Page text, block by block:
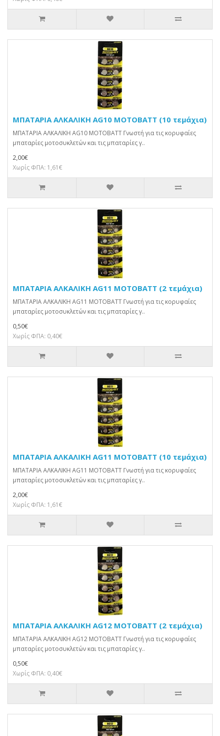
ΜΠΑΤΑΡΙΑ ΑΛΚΑΛΙΚΗ AG10 MOTOBATT (10 τεμάχια)
ΜΠΑΤΑΡΙΑ ΑΛΚΑΛΙΚΗ AG10 MOTOBATT Γνωστή για τις κορυφαίες
μπαταρίες μοτοσυκλετών και τις μπαταρίες γ..
2,00€
Χωρίς ΦΠΑ: 1,61€
ΜΠΑΤΑΡΙΑ ΑΛΚΑΛΙΚΗ AG11 MOTOBATT (2 τεμάχια)
ΜΠΑΤΑΡΙΑ ΑΛΚΑΛΙΚΗ AG11 MOTOBATT Γνωστή για τις κορυφαίες
μπαταρίες μοτοσυκλετών και τις μπαταρίες γ..
0,50€
Χωρίς ΦΠΑ: 0,40€
ΜΠΑΤΑΡΙΑ ΑΛΚΑΛΙΚΗ AG11 MOTOBATT (10 τεμάχια)
ΜΠΑΤΑΡΙΑ ΑΛΚΑΛΙΚΗ AG11 MOTOBATT Γνωστή για τις κορυφαίες
μπαταρίες μοτοσυκλετών και τις μπαταρίες γ..
2,00€
Χωρίς ΦΠΑ: 1,61€
ΜΠΑΤΑΡΙΑ ΑΛΚΑΛΙΚΗ AG12 MOTOBATT (2 τεμάχια)
ΜΠΑΤΑΡΙΑ ΑΛΚΑΛΙΚΗ AG12 MOTOBATT Γνωστή για τις κορυφαίες
μπαταρίες μοτοσυκλετών και τις μπαταρίες γ..
0,50€
Χωρίς ΦΠΑ: 0,40€